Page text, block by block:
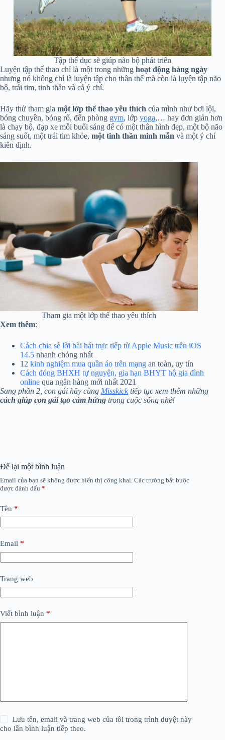
Tập thể dục sẽ giúp não bộ phát triển
Luyện tập thể thao chỉ là một trong những hoạt động hàng ngày
nhưng nó không chỉ là luyện tập cho thân thể mà còn là luyện tập não
bộ, trái tim, tinh thần và cả ý chí.
Hãy thử tham gia một lớp thể thao yêu thích của mình như bơi lội,
bóng chuyền, bóng rổ, đến phòng gym, lớp yoga,… hay đơn giản hơn
là chạy bộ, đạp xe mỗi buổi sáng để có một thân hình đẹp, một bộ não
sáng suốt, một trái tim khỏe, một tinh thần minh mẫn và một ý chí
kiên định.
Tham gia một lớp thể thao yêu thích
Xem thêm:
Cách chia sẻ lời bài hát trực tiếp từ Apple Music trên iOS
14.5 nhanh chóng nhất
12 kinh nghiệm mua quần áo trên mạng an toàn, uy tín
Cách đóng BHXH tự nguyện, gia hạn BHYT hộ gia đình
online qua ngân hàng mới nhất 2021
Sang phần 2, con gái hãy cùng Misskicktiếp tục xem thêm những
cách giúp con gái tạo cảm hứng trong cuộc sống nhé!
Để lại một bình luận
Email của bạn sẽ không được hiển thị công khai. Các trường bắt buộc
được đánh dấu *
Tên *
Email *
Trang web
Viết bình luận *
Lưu tên, email và trang web của tôi trong trình duyệt này
cho lần bình luận tiếp theo.